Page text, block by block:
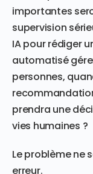
importantes
supervision
IA pour rédiger
automatisé
personnes,
prendra une
vies humaines ?
Le problème ne
erreur.